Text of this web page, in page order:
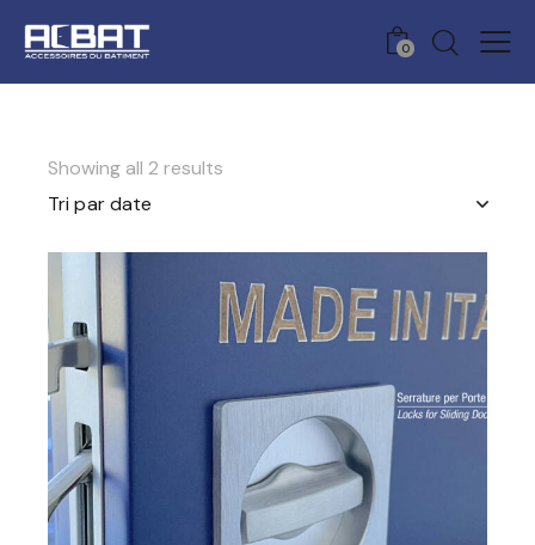
0
Showing all 2 results